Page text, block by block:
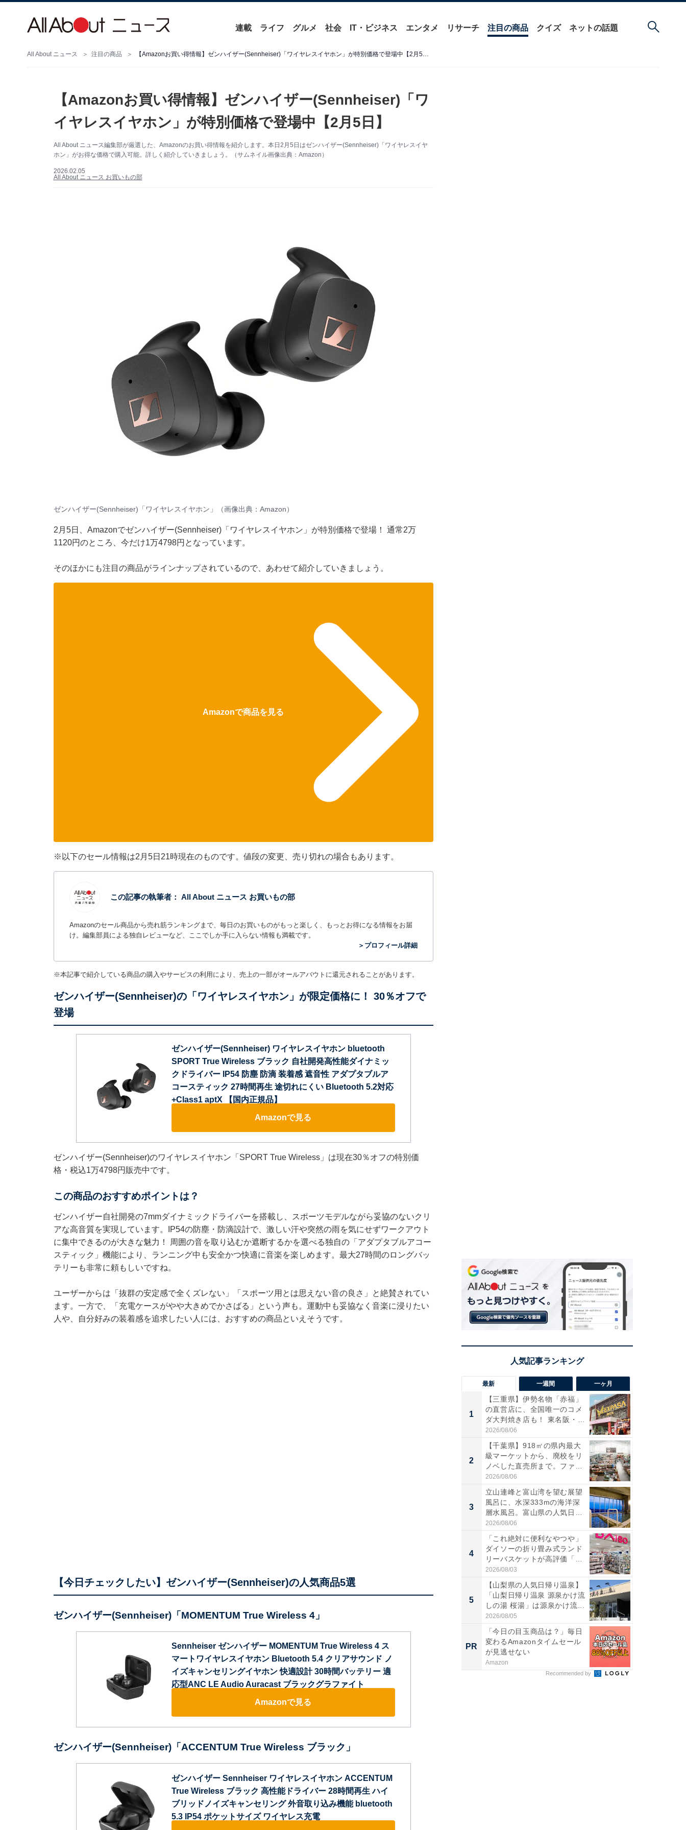
連載 ライフ グルメ 社会 IT・ビジネス エンタメ リサーチ 注目の商品 クイズ ネットの話題
All About ニュース 注目の商品 【Amazonお買い得情報】ゼンハイザー(Sennheiser)「ワイヤレスイヤホン」が特別価格で登場中【2月5日】
【Amazonお買い得情報】ゼンハイザー(Sennheiser)「ワ
イヤレスイヤホン」が特別価格で登場中【2月5日】
All About ニュース編集部が厳選した、Amazonのお買い得情報を紹介します。本日2月5日はゼンハイザー(Sennheiser)「ワイヤレスイヤ
ホン」がお得な価格で購入可能。詳しく紹介していきましょう。（サムネイル画像出典：Amazon）
2026.02.05
All About ニュース お買いもの部
ゼンハイザー(Sennheiser)「ワイヤレスイヤホン」（画像出典：Amazon）
2月5日、Amazonでゼンハイザー(Sennheiser)「ワイヤレスイヤホン」が特別価格で登場！ 通常2万
1120円のところ、今だけ1万4798円となっています。
そのほかにも注目の商品がラインナップされているので、あわせて紹介していきましょう。
Amazonで商品を見る
※以下のセール情報は2月5日21時現在のものです。値段の変更、売り切れの場合もあります。
この記事の執筆者： All About ニュース お買いもの部
Amazonのセール商品から売れ筋ランキングまで、毎日のお買いものがもっと楽しく、もっとお得になる情報をお届
け。編集部員による独自レビューなど、ここでしか手に入らない情報も満載です。
＞プロフィール詳細
※本記事で紹介している商品の購入やサービスの利用により、売上の一部がオールアバウトに還元されることがあります。
ゼンハイザー(Sennheiser)の「ワイヤレスイヤホン」が限定価格に！ 30％オフで
登場
ゼンハイザー(Sennheiser) ワイヤレスイヤホン bluetooth
SPORT True Wireless ブラック 自社開発高性能ダイナミッ
クドライバー IP54 防塵 防滴 装着感 遮音性 アダプタブルア
コースティック 27時間再生 途切れにくい Bluetooth 5.2対応
+Class1 aptX 【国内正規品】
Amazonで見る
ゼンハイザー(Sennheiser)のワイヤレスイヤホン「SPORT True Wireless」は現在30％オフの特別価
格・税込1万4798円販売中です。
この商品のおすすめポイントは？
ゼンハイザー自社開発の7mmダイナミックドライバーを搭載し、スポーツモデルながら妥協のないクリ
アな高音質を実現しています。IP54の防塵・防滴設計で、激しい汗や突然の雨を気にせずワークアウト
に集中できるのが大きな魅力！ 周囲の音を取り込むか遮断するかを選べる独自の「アダプタブルアコー
スティック」機能により、ランニング中も安全かつ快適に音楽を楽しめます。最大27時間のロングバッ
テリーも非常に頼もしいですね。
ユーザーからは「抜群の安定感で全くズレない」「スポーツ用とは思えない音の良さ」と絶賛されてい
ます。一方で、「充電ケースがやや大きめでかさばる」という声も。運動中も妥協なく音楽に浸りたい
人や、自分好みの装着感を追求したい人には、おすすめの商品といえそうです。
【今日チェックしたい】ゼンハイザー(Sennheiser)の人気商品5選
ゼンハイザー(Sennheiser)「‎MOMENTUM True Wireless 4」
Sennheiser ゼンハイザー MOMENTUM True Wireless 4 ス
マートワイヤレスイヤホン Bluetooth 5.4 クリアサウンド ノ
イズキャンセリングイヤホン 快適設計 30時間バッテリー 適
応型ANC LE Audio Auracast ブラックグラファイト
Amazonで見る
ゼンハイザー(Sennheiser)「‎ACCENTUM True Wireless ブラック」
ゼンハイザー Sennheiser ワイヤレスイヤホン ACCENTUM
True Wireless ブラック 高性能ドライバー 28時間再生 ハイ
ブリッドノイズキャンセリング 外音取り込み機能 bluetooth
5.3 IP54 ポケットサイズ ワイヤレス充電
最新 一週間 一ヶ月
1
【三重県】伊勢名物「赤福」
の直営店に、全国唯一のコメ
ダ大判焼き店も！ 東名阪・
伊...
2026/08/06
2
【千葉県】918㎡の県内最大
級マーケットから、廃校をリ
ノベした直売所まで。ファ
ー...
2026/08/06
3
立山連峰と富山湾を望む展望
風呂に、水深333mの海洋深
層水風呂。富山県の人気日
帰...
2026/08/06
4
「これ絶対に便利なやつや」
ダイソーの折り畳み式ランド
リーバスケットが高評価「使
わ...
2026/08/03
5
【山梨県の人気日帰り温泉】
「山梨日帰り温泉 源泉かけ流
しの湯 桜湯」は源泉かけ流...
2026/08/05
PR
「今日の目玉商品は？」毎日
変わるAmazonタイムセール
が見逃せない
Amazon
Recommended by